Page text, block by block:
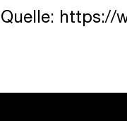
Quelle: https://